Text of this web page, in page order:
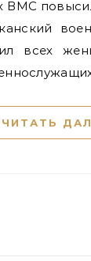
всех
ЧИТАТЬ